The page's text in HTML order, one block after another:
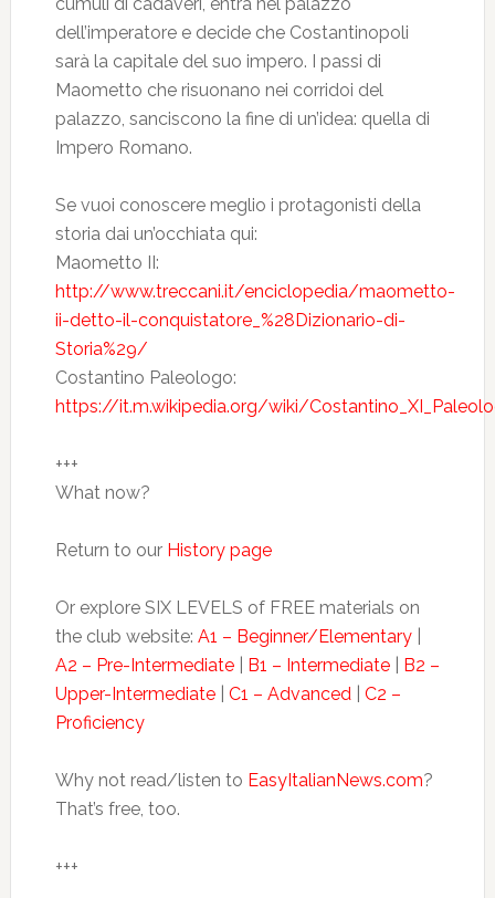
dell’imperatore e decide che Costantinopoli
sarà la capitale del suo impero. I passi di
Maometto che risuonano nei corridoi del
palazzo, sanciscono la fine di un’idea: quella di
Impero Romano.
Se vuoi conoscere meglio i protagonisti della
storia dai un’occhiata qui:
Maometto II:
http://www.treccani.it/enciclopedia/maometto-
ii-detto-il-conquistatore_%28Dizionario-di-
Storia%29/
Costantino Paleologo:
https://it.m.wikipedia.org/wiki/
+++
What now?
Return to our History page
Or explore SIX LEVELS of FREE materials on
the club website: A1 – Beginner/Elementary|
A2 – Pre-Intermediate| B1 – Intermediate| B2 –
Upper-Intermediate| C1 – Advanced| C2 –
Proficiency
Why not read/listen to EasyItalianNews.com?
That’s free, too.
+++